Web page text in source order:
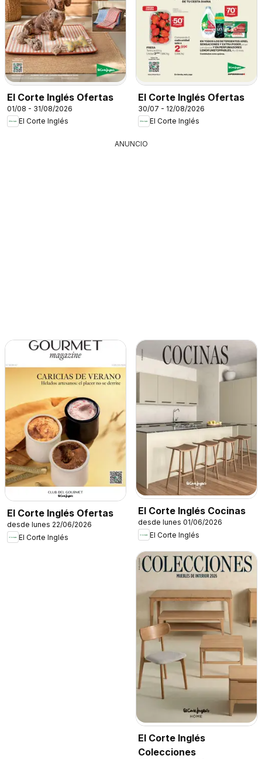
El Corte Inglés Ofertas
01/08 - 31/08/2026
El Corte Inglés
El Corte Inglés Ofertas
30/07 - 12/08/2026
El Corte Inglés
ANUNCIO
El Corte Inglés Ofertas
desde lunes 22/06/2026
El Corte Inglés
El Corte Inglés Cocinas
desde lunes 01/06/2026
El Corte Inglés
El Corte Inglés
Colecciones